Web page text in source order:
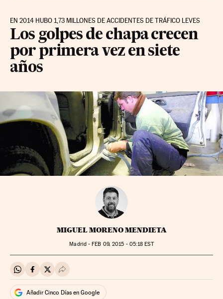
EN 2014 HUBO 1,73 MILLONES DE ACCIDENTES DE TRÁFICO LEVES
Los golpes de chapa crecen
por primera vez en siete
años
MIGUEL MORENO MENDIETA
Madrid - FEB 09, 2015 - 05:18 EST
Compartir en Whatsapp
Compartir en Facebook
Compartir en Twitter
Desplegar Redes Sociales
Añadir Cinco Días en Google